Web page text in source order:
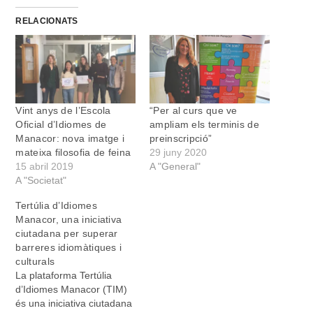
RELACIONATS
Vint anys de l’Escola
Oficial d’Idiomes de
Manacor: nova imatge i
mateixa filosofia de feina
15 abril 2019
A "Societat"
“Per al curs que ve
ampliam els terminis de
preinscripció”
29 juny 2020
A "General"
Tertúlia d’Idiomes
Manacor, una iniciativa
ciutadana per superar
barreres idiomàtiques i
culturals
La plataforma Tertúlia
d’Idiomes Manacor (TIM)
és una iniciativa ciutadana